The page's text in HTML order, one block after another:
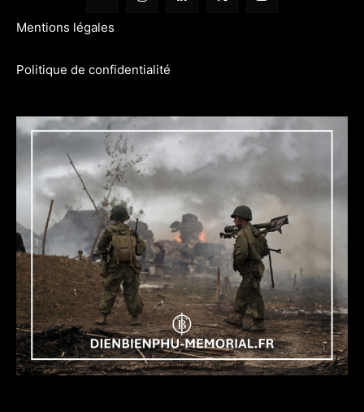
Mentions légales
Politique de confidentialité